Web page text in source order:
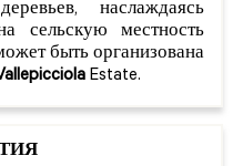
наслаждаясь
сельскую местность
быть организована
Estate.